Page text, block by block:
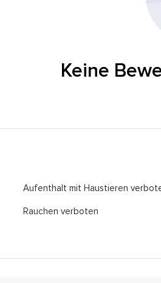
Keine
Aufenthalt mit Haustieren
Rauchen verboten